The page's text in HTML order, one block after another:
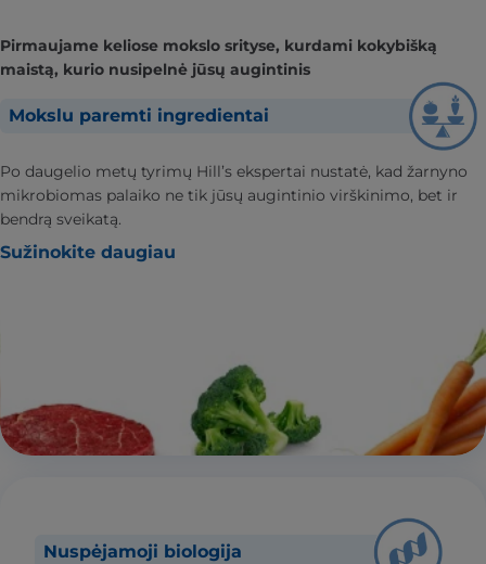
Pirmaujame keliose mokslo srityse, kurdami kokybišką
maistą, kurio nusipelnė jūsų augintinis
Mokslu paremti ingredientai
Po daugelio metų tyrimų Hill’s ekspertai nustatė, kad žarnyno
mikrobiomas palaiko ne tik jūsų augintinio virškinimo, bet ir
bendrą sveikatą.
Sužinokite daugiau
Nuspėjamoji biologija